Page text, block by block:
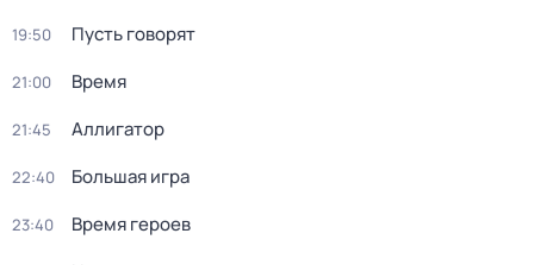
19:50 Пусть говорят
21:00 Время
21:45 Аллигатор
22:40 Большая игра
23:40 Время героев